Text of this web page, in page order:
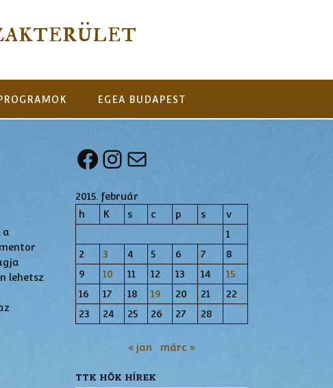
EGEA BUDAPEST
a
lehetsz
Facebook
Instagram
Mail
2015. február
h
K s c p s
v
1
2
3 4 5 6 7
8
9
10 11 12 13 14
15
16
17 18 19 20 21
22
23
24 25 26 27 28
« jan márc »
TTK HÖK HÍREK